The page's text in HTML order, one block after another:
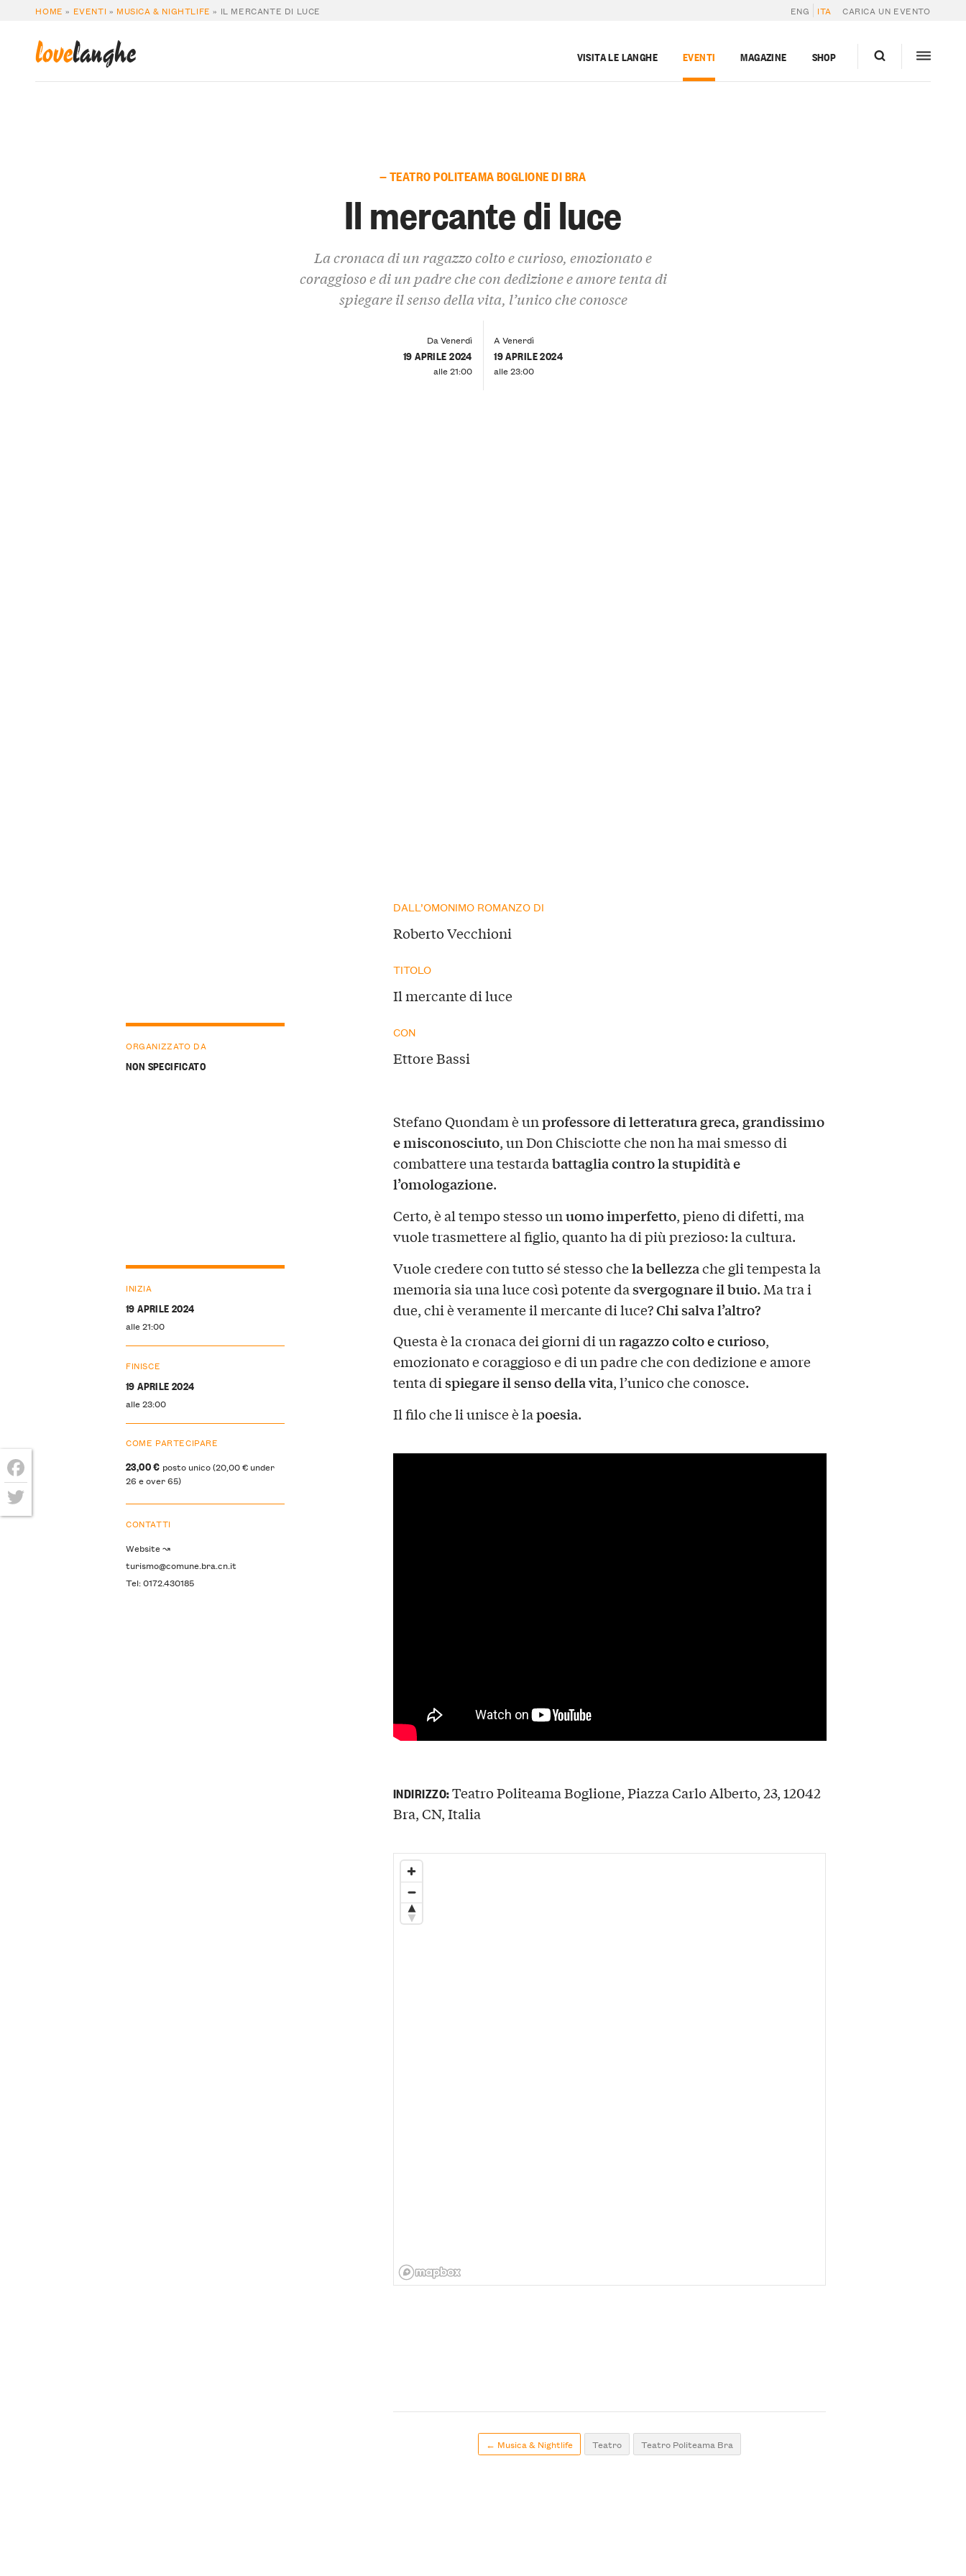
HOME » EVENTI » MUSICA & NIGHTLIFE » IL MERCANTE DI LUCE ENG ITA CARICA UN EVENTO
lovelanghe VISITA LE LANGHE EVENTI MAGAZINE SHOP
— TEATRO POLITEAMA BOGLIONE DI BRA
Il mercante di luce
La cronaca di un ragazzo colto e curioso, emozionato e
coraggioso e di un padre che con dedizione e amore tenta di
spiegare il senso della vita, l’unico che conosce
Da Venerdì
19 APRILE 2024
alle 21:00
A Venerdì
19 APRILE 2024
alle 23:00
DALL’OMONIMO ROMANZO DI
Roberto Vecchioni
TITOLO
Il mercante di luce
CON
Ettore Bassi
Stefano Quondam è unprofessore di letteratura greca, grandissimo
e misconosciuto, un Don Chisciotte che non ha mai smesso di
combattere una testardabattaglia contro la stupidità e
l’omologazione.
Certo, è al tempo stesso unuomo imperfetto, pieno di difetti, ma
vuole trasmettere al figlio, quanto ha di più prezioso: la cultura.
Vuole credere con tutto sé stesso chela bellezzache gli tempesta la
memoria sia una luce così potente dasvergognare il buio. Ma tra i
due, chi è veramente il mercante di luce?Chi salva l’altro?
Questa è la cronaca dei giorni di unragazzo colto e curioso,
emozionato e coraggioso e di un padre che con dedizione e amore
tenta dispiegare il senso della vita, l’unico che conosce.
Il filo che li unisce è lapoesia.
ORGANIZZATO DA
NON SPECIFICATO
INIZIA
19 APRILE 2024
alle 21:00
FINISCE
19 APRILE 2024
alle 23:00
COME PARTECIPARE
23,00 € posto unico (20,00 € under
26 e over 65)
CONTATTI
Website ↝
turismo@comune.bra.cn.it
Tel: 0172.430185
INDIRIZZO:Teatro Politeama Boglione, Piazza Carlo Alberto, 23, 12042
Bra, CN, Italia
← Musica & Nightlife Teatro Teatro Politeama Bra
Facebook
Twitter